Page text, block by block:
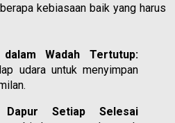
kebiasaan baik yang harus
Wadah Tertutup:
udara untuk menyimpan
Setiap Selesai